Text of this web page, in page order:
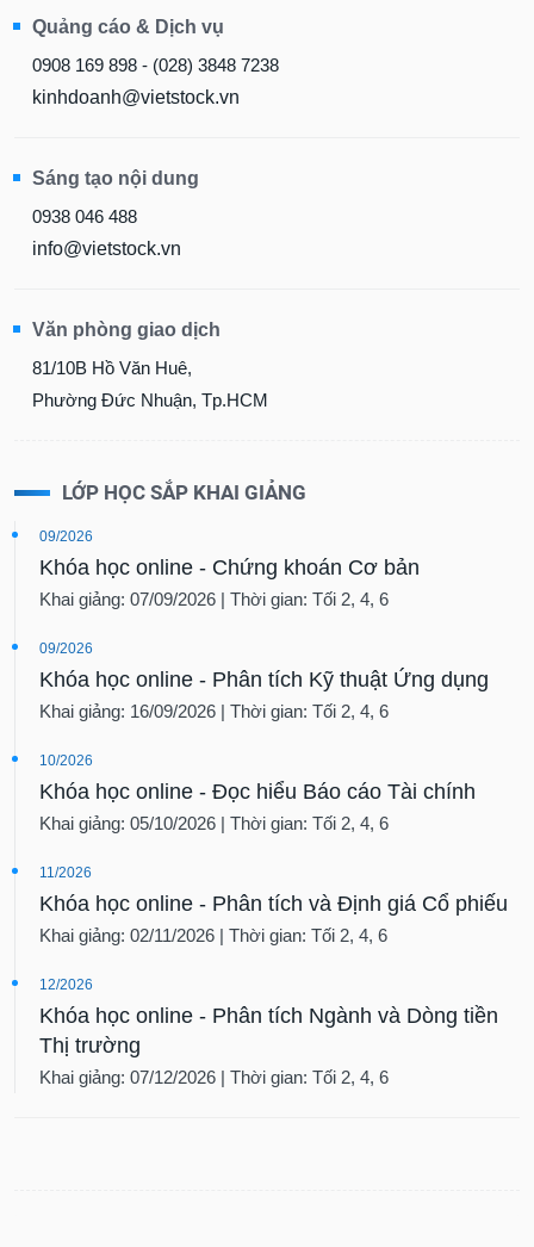
Quảng cáo & Dịch vụ
0908 169 898 - (028) 3848 7238
kinhdoanh@vietstock.vn
Sáng tạo nội dung
0938 046 488
info@vietstock.vn
Văn phòng giao dịch
81/10B Hồ Văn Huê,
Phường Đức Nhuận, Tp.HCM
LỚP HỌC SẮP KHAI GIẢNG
09/2026
Khóa học online - Chứng khoán Cơ bản
Khai giảng: 07/09/2026 | Thời gian: Tối 2, 4, 6
09/2026
Khóa học online - Phân tích Kỹ thuật Ứng dụng
Khai giảng: 16/09/2026 | Thời gian: Tối 2, 4, 6
10/2026
Khóa học online - Đọc hiểu Báo cáo Tài chính
Khai giảng: 05/10/2026 | Thời gian: Tối 2, 4, 6
11/2026
Khóa học online - Phân tích và Định giá Cổ phiếu
Khai giảng: 02/11/2026 | Thời gian: Tối 2, 4, 6
12/2026
Khóa học online - Phân tích Ngành và Dòng tiền
Thị trường
Khai giảng: 07/12/2026 | Thời gian: Tối 2, 4, 6